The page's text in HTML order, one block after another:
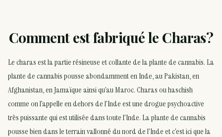
Comment est fabriqué le Charas?
Le charas est la partie résineuse et collante de la plante de cannabis. La
plante de cannabis pousse abondamment en Inde, au Pakistan, en
Afghanistan, en Jamaïque ainsi qu’au Maroc. Charas ou haschish
comme on l’appelle en dehors de l’Inde est une drogue psychoactive
très puissante qui est utilisée dans toute l’Inde. La plante de cannabis
pousse bien dans le terrain vallonné du nord de l’Inde et c’est ici que la